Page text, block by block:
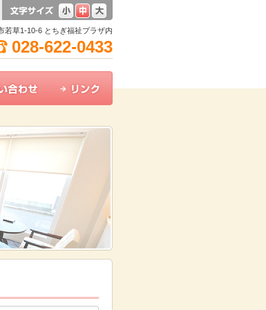
草1-10-6 とちぎ福祉プラザ内
028-622-0433